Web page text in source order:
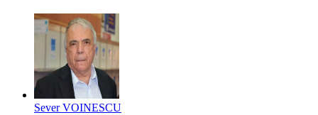
Sever VOINESCU